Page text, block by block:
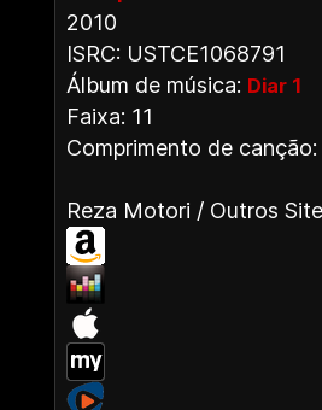
2010
ISRC: USTCE1068791
Álbum de música: Diar 1
Faixa: 11
Comprimento de
Reza Motori / Outros